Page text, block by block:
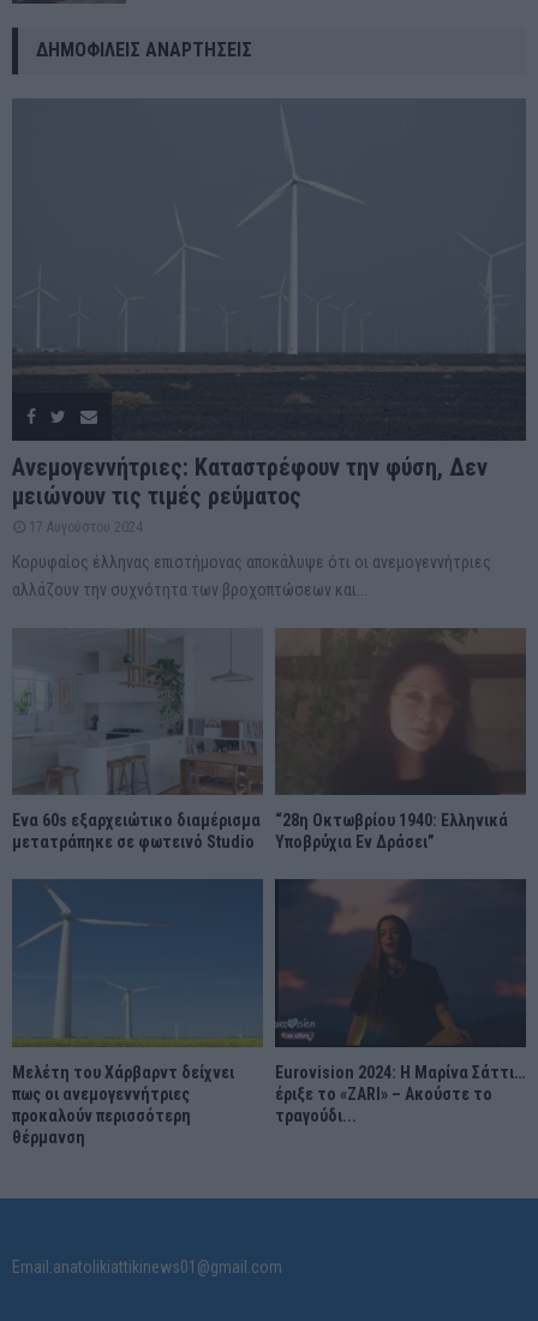
ΔΗΜΟΦΙΛΕΊΣ ΑΝΑΡΤΉΣΕΙΣ
Ανεμογεννήτριες: Καταστρέφουν την φύση, Δεν
μειώνουν τις τιμές ρεύματος
17 Αυγούστου 2024
Κορυφαίος έλληνας επιστήμονας αποκάλυψε ότι οι ανεμογεννήτριες
αλλάζουν την συχνότητα των βροχοπτώσεων και...
Ένα 60s εξαρχειώτικο διαμέρισμα
μετατράπηκε σε φωτεινό Studio
“28η Οκτωβρίου 1940: Ελληνικά
Υποβρύχια Εν Δράσει”
Μελέτη του Χάρβαρντ δείχνει
πως οι ανεμογεννήτριες
προκαλούν περισσότερη
θέρμανση
Eurovision 2024: Η Μαρίνα Σάττι…
έριξε το «ZARI» – Ακούστε το
τραγούδι...
Email:anatolikiattikinews01@gmail.com